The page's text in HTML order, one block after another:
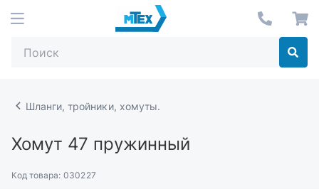
Шланги, тройники, хомуты.
Хомут 47 пружинный
Код товара: 030227